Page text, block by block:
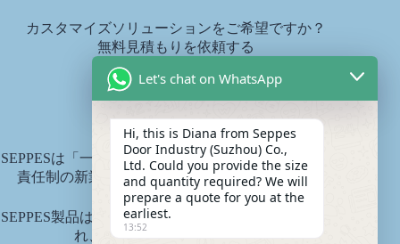
カスタマイズソリューションをご希望ですか？
無料見積もりを依頼する
diana@seppes.com.cn
SEPPESサービス
SEPPESは「一戸一庭、生涯サービス」という製品生涯
責任制の新業界サービス基準を実施しています。.
SEPPES製品は中国平安財産保険会社により保険引受さ
れ、保険金額は1500万元です。.
Let's chat on WhatsApp
Hi, this is Diana from Seppes
Door Industry (Suzhou) Co.,
Ltd. Could you provide the size
and quantity required? We will
prepare a quote for you at the
earliest.
13:52